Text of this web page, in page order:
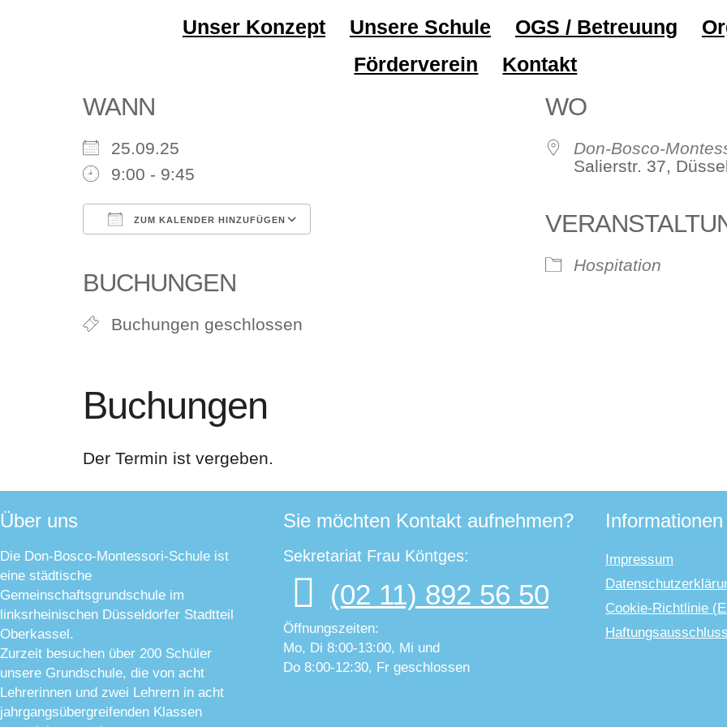
Unser Konzept Unsere Schule OGS / Betreuung
Förderverein
Kontakt
WANN
25.09.25
9:00 - 9:45
ZUM KALENDER HINZUFÜGEN
BUCHUNGEN
Buchungen geschlossen
WO
Don-Bosco-
Salierstr. 37,
Hospitation
Buchungen
Der Termin ist vergeben.
Über uns
Die Don-Bosco-Montessori-Schule ist
eine städtische
Gemeinschaftsgrundschule im
linksrheinischen Düsseldorfer Stadtteil
Oberkassel.
Zurzeit besuchen über 200 Schüler
unsere Grundschule, die von acht
Lehrerinnen und zwei Lehrern in acht
jahrgangsübergreifenden Klassen
Sie möchten Kontakt aufnehmen?
Sekretariat Frau Köntges:
(02 11) 892 56 50
Öffnungszeiten:
Mo, Di 8:00-13:00, Mi und
Do 8:00-12:30, Fr geschlossen
Informationen
Impressum
Cookie-Richtlinie
Haftungsausschluss